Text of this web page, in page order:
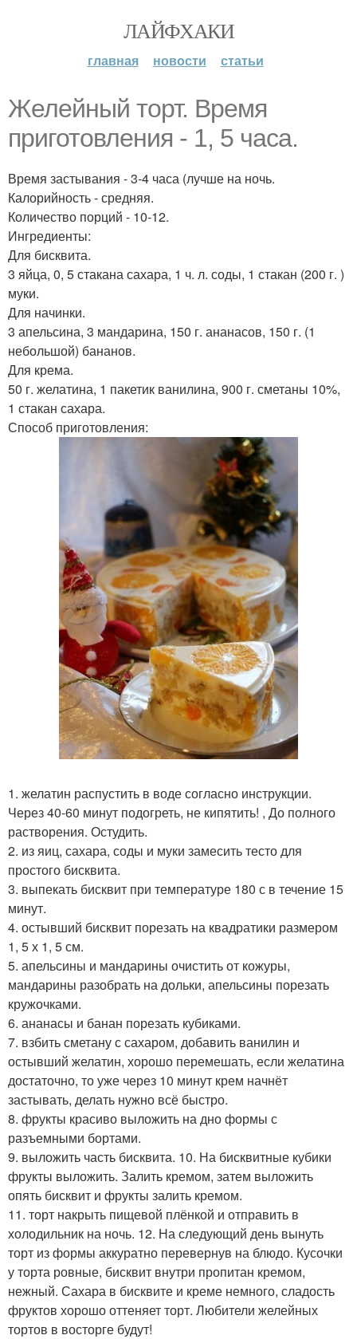
ЛАЙФХАКИ
главная новости статьи
Желейный торт. Время
приготовления - 1, 5 часа.
Время застывания - 3-4 часа (лучше на ночь.
Калорийность - средняя.
Количество порций - 10-12.
Ингредиенты:
Для бисквита.
3 яйца, 0, 5 стакана сахара, 1 ч. л. соды, 1 стакан (200 г. )
муки.
Для начинки.
3 апельсина, 3 мандарина, 150 г. ананасов, 150 г. (1
небольшой) бананов.
Для крема.
50 г. желатина, 1 пакетик ванилина, 900 г. сметаны 10%,
1 стакан сахара.
Способ приготовления:
1. желатин распустить в воде согласно инструкции.
Через 40-60 минут подогреть, не кипятить! , До полного
растворения. Остудить.
2. из яиц, сахара, соды и муки замесить тесто для
простого бисквита.
3. выпекать бисквит при температуре 180 с в течение 15
минут.
4. остывший бисквит порезать на квадратики размером
1, 5 х 1, 5 см.
5. апельсины и мандарины очистить от кожуры,
мандарины разобрать на дольки, апельсины порезать
кружочками.
6. ананасы и банан порезать кубиками.
7. взбить сметану с сахаром, добавить ванилин и
остывший желатин, хорошо перемешать, если желатина
достаточно, то уже через 10 минут крем начнёт
застывать, делать нужно всё быстро.
8. фрукты красиво выложить на дно формы с
разъемными бортами.
9. выложить часть бисквита. 10. На бисквитные кубики
фрукты выложить. Залить кремом, затем выложить
опять бисквит и фрукты залить кремом.
11. торт накрыть пищевой плёнкой и отправить в
холодильник на ночь. 12. На следующий день вынуть
торт из формы аккуратно перевернув на блюдо. Кусочки
у торта ровные, бисквит внутри пропитан кремом,
нежный. Сахара в бисквите и креме немного, сладость
фруктов хорошо оттеняет торт. Любители желейных
тортов в восторге будут!